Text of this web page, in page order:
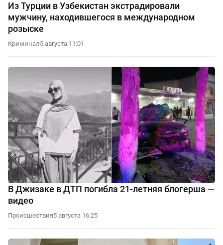
Из Турции в Узбекистан экстрадировали
мужчину, находившегося в международном
розыске
Криминал5 августа 11:01
В Джизаке в ДТП погибла 21-летняя блогерша —
видео
Происшествия5 августа 16:25